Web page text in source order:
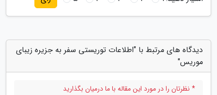
دیدگاه های مرتبط با "اطلاعات توریستی سفر به جزیره زیبای
موریس"
* نظرتان را در مورد این مقاله با ما درمیان بگذارید